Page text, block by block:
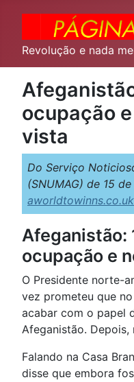
Revolução e nada
ocupação
vista
Do Serviço
(SNUMAG) de 15
aworldtowinns.co.uk
Afeganistão:
ocupação e
O Presidente norte-
vez prometeu que
acabar com o papel
Afeganistão.
Falando na Casa
disse que embora